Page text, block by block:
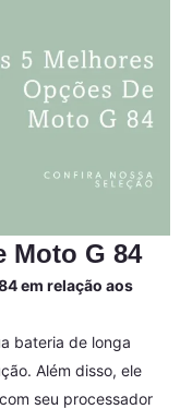
Moto G 84
em relação aos
bateria de longa
Além disso, ele
seu processador